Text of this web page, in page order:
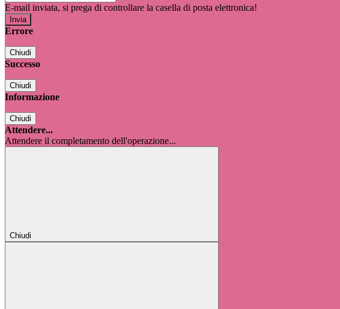
E-mail inviata, si prega di controllare la casella di posta elettronica!
Errore
Chiudi
Successo
Chiudi
Informazione
Chiudi
Attendere...
Attendere il completamento dell'operazione...
Chiudi